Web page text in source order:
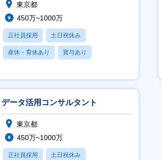
東京都
450万~1000万
正社員採用 土日祝休み
産休・育休あり 賞与あり
データ活用コンサルタント
東京都
450万~1000万
正社員採用 土日祝休み